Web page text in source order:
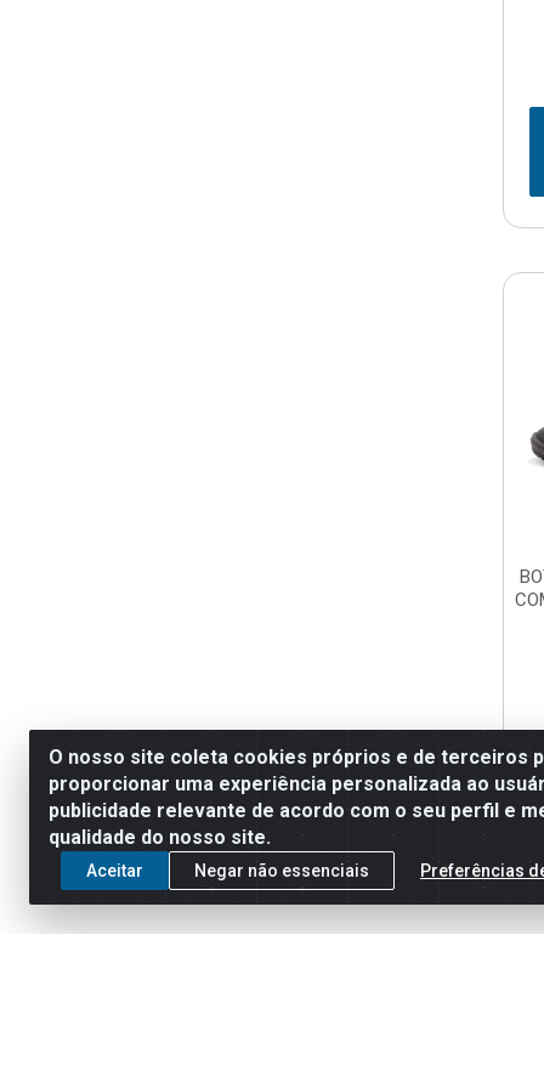
O nosso site coleta cookies próprios e de terceiros
proporcionar uma experiência personalizada ao
publicidade relevante de acordo com o seu perfil e
qualidade do nosso site.
Aceitar Negar não essenciais Preferências